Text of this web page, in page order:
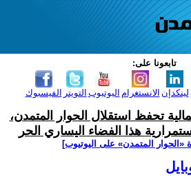
تابعونا على:
الفيسبوك التويتر اليوتيوب الانستغرام لينكدإن
تحفظ استقلال الحوار المتمدن،
هذا الفضاء اليساري الحر
‫«الحوار المتمدن» على اليوتيوب]